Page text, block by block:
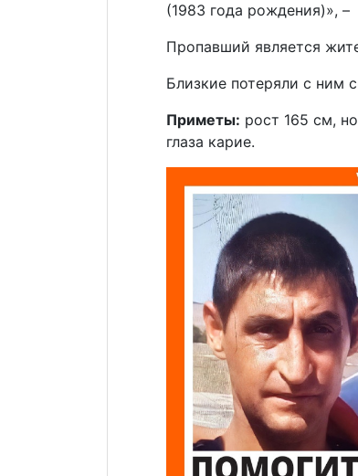
(1983 года рождения)»,
Пропавший является
Близкие потеряли с ним
Приметы: рост 165 см,
глаза карие.